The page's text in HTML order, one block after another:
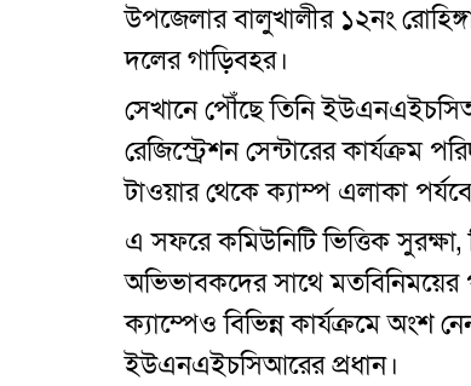
উপজেলার বালুখালীর ১২নং রোহিঙ্গা
দলের গাড়িবহর।
সেখানে পৌঁছে তিনি
রেজিস্ট্রেশন সেন্টারের কার্যক্রম
টাওয়ার থেকে ক্যাম্প এলাকা
এ সফরে কমিউনিটি ভিত্তিক সুরক্ষা,
অভিভাবকদের সাথে মতবিনিময়ের
ক্যাম্পেও বিভিন্ন কার্যক্রমে অংশ
ইউএনএইচসিআরের প্রধান।